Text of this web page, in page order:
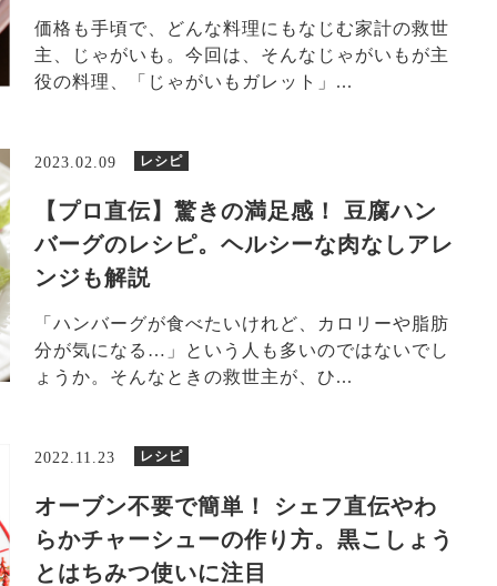
価格も手頃で、どんな料理にもなじむ家計の救世
主、じゃがいも。今回は、そんなじゃがいもが主
役の料理、「じゃがいもガレット」...
2023.02.09 レシピ
【プロ直伝】驚きの満足感！ 豆腐ハン
バーグのレシピ。ヘルシーな肉なしアレ
ンジも解説
「ハンバーグが食べたいけれど、カロリーや脂肪
分が気になる…」という人も多いのではないでし
ょうか。そんなときの救世主が、ひ...
2022.11.23 レシピ
オーブン不要で簡単！ シェフ直伝やわ
らかチャーシューの作り方。黒こしょう
とはちみつ使いに注目